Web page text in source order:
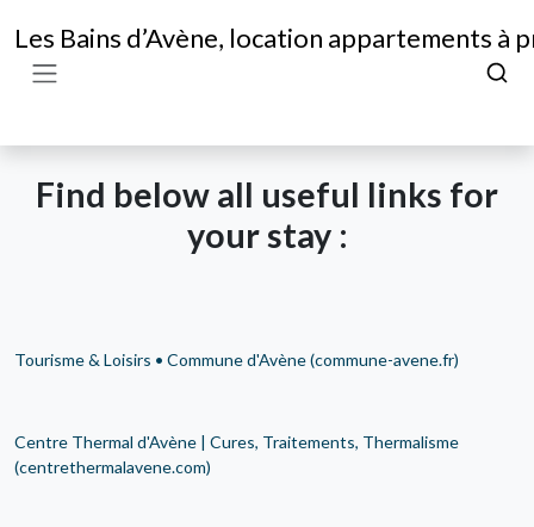
Les Bains d’Avène, location appartements
Find below all useful links for
your stay :
Tourisme & Loisirs • Commune d'Avène (commune-avene.fr)
Centre Thermal d'Avène | Cures, Traitements, Thermalisme
(centrethermalavene.com)